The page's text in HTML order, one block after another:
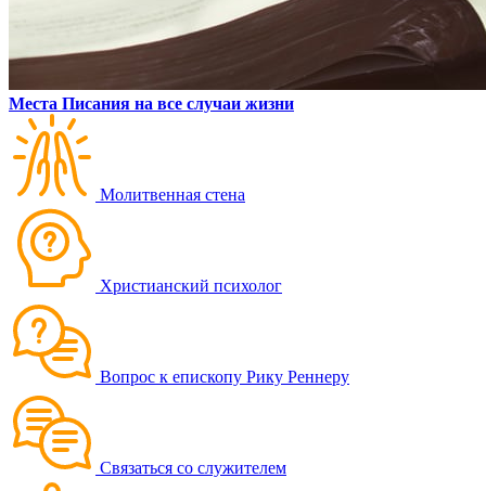
Места Писания на все случаи жизни
Молитвенная стена
Христианский психолог
Вопрос к епископу Рику Реннеру
Связаться со служителем